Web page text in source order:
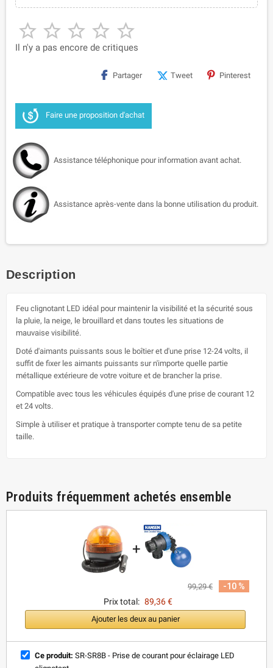
    
Il n'y a pas encore de critiques
Partager Tweet Pinterest
Faire une proposition d'achat
Assistance téléphonique pour information avant achat.
Assistance après-vente dans la bonne utilisation du produit.
Description
Feu clignotant LED idéal pour maintenir la visibilité et la sécurité sous
la pluie, la neige, le brouillard et dans toutes les situations de
mauvaise visibilité.
Doté d'aimants puissants sous le boîtier et d'une prise 12-24 volts, il
suffit de fixer les aimants puissants sur n'importe quelle partie
métallique extérieure de votre voiture et de brancher la prise.
Compatible avec tous les véhicules équipés d'une prise de courant 12
et 24 volts.
Simple à utiliser et pratique à transporter compte tenu de sa petite
taille.
Produits fréquemment achetés ensemble
+
99,29 €
-10 %
Prix total: 89,36 €
Ajouter les deux au panier
Ce produit: SR-SR8B - Prise de courant pour éclairage LED